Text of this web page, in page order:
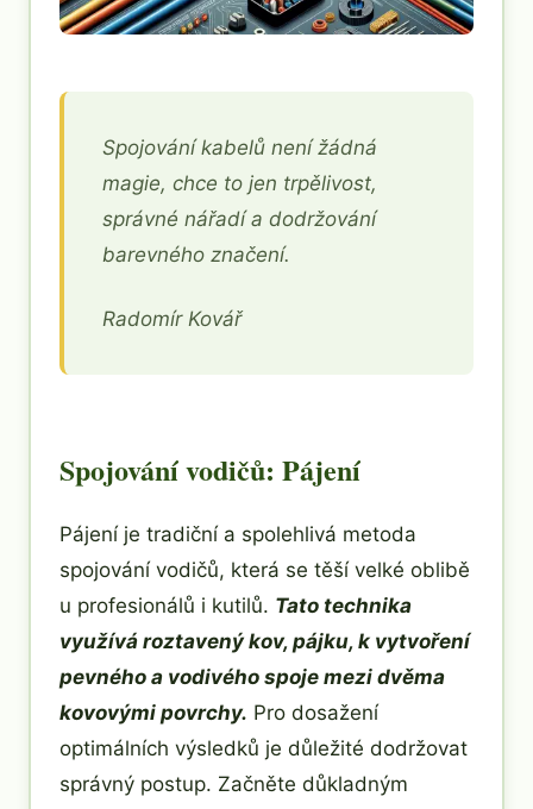
Spojování kabelů není žádná
magie, chce to jen trpělivost,
správné nářadí a dodržování
barevného značení.
Radomír Kovář
Spojování vodičů: Pájení
Pájení je tradiční a spolehlivá metoda
spojování vodičů, která se těší velké oblibě
u profesionálů i kutilů. Tato technika
využívá roztavený kov, pájku, k vytvoření
pevného a vodivého spoje mezi dvěma
kovovými povrchy. Pro dosažení
optimálních výsledků je důležité dodržovat
správný postup. Začněte důkladným